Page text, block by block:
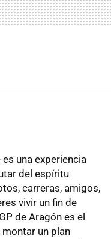
una experiencia
del espíritu
carreras, amigos,
vivir un fin de
de Aragón es el
un plan